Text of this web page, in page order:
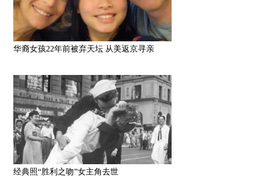
华裔女孩22年前被弃天坛 从美返京寻亲
经典照“胜利之吻”女主角去世